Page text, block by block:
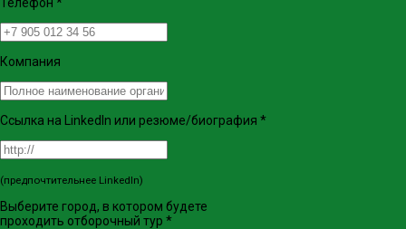
Компания
Ссылка на LinkedIn или резюме/биография *
(предпочтительнее LinkedIn)
Выберите город, в котором будете
проходить отборочный тур *